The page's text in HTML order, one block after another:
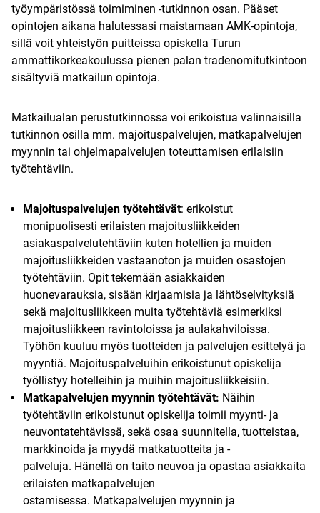
työympäristössä toimiminen -tutkinnon osan. Pääset
opintojen aikana halutessasi maistamaan AMK-opintoja,
sillä voit yhteistyön puitteissa opiskella Turun
ammattikorkeakoulussa pienen palan tradenomitutkintoon
sisältyviä matkailun opintoja.
Matkailualan perustutkinnossa voi erikoistua valinnaisilla
tutkinnon osilla mm. majoituspalvelujen, matkapalvelujen
myynnin tai ohjelmapalvelujen toteuttamisen erilaisiin
työtehtäviin.
Majoituspalvelujen työtehtävät: erikoistut
monipuolisesti erilaisten majoitusliikkeiden
asiakaspalvelutehtäviin kuten hotellien ja muiden
majoitusliikkeiden vastaanoton ja muiden osastojen
työtehtäviin. Opit tekemään asiakkaiden
huonevarauksia, sisään kirjaamisia ja lähtöselvityksiä
sekä majoitusliikkeen muita työtehtäviä esimerkiksi
majoitusliikkeen ravintoloissa ja aulakahviloissa.
Työhön kuuluu myös tuotteiden ja palvelujen esittelyä ja
myyntiä. Majoituspalveluihin erikoistunut opiskelija
työllistyy hotelleihin ja muihin majoitusliikkeisiin.
Matkapalvelujen myynnin työtehtävät: Näihin
työtehtäviin erikoistunut opiskelija toimii myynti- ja
neuvontatehtävissä, sekä osaa suunnitella, tuotteistaa,
markkinoida ja myydä matkatuotteita ja -
palveluja. Hänellä on taito neuvoa ja opastaa asiakkaita
erilaisten matkapalvelujen
ostamisessa. Matkapalvelujen myynnin ja